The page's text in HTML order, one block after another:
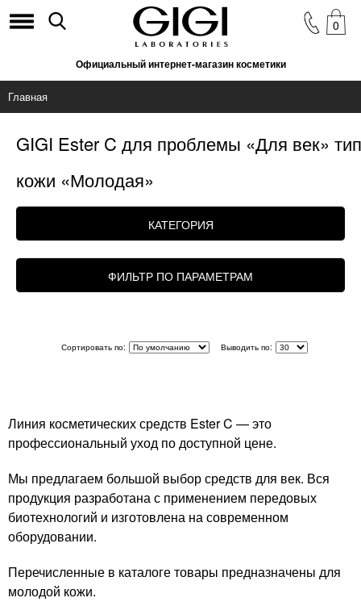
Официальный интернет-магазин косметики
0
Главная
КАТЕГОРИЯ
ФИЛЬТР ПО ПАРАМЕТРАМ
GIGI Ester C для проблемы «Для век» тип
кожи «Молодая»
Сортировать по: Выводить по:
Линия косметических средств Ester C — это
профессиональный уход по доступной цене.
Мы предлагаем большой выбор средств для век. Вся
продукция разработана с применением передовых
биотехнологий и изготовлена на современном
оборудовании.
Перечисленные в каталоге товары предназначены для
молодой кожи.